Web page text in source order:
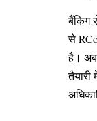
बैंकिंग
से
है।